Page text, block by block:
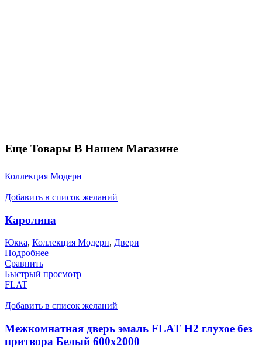
Еще Товары В Нашем Магазине
Коллекция Модерн
Добавить в список желаний
Каролина
Юкка, Коллекция Модерн, Двери
Подробнее
Сравнить
Быстрый просмотр
FLAT
Добавить в список желаний
Межкомнатная дверь эмаль FLAT H2 глухое без
притвора Белый 600х2000